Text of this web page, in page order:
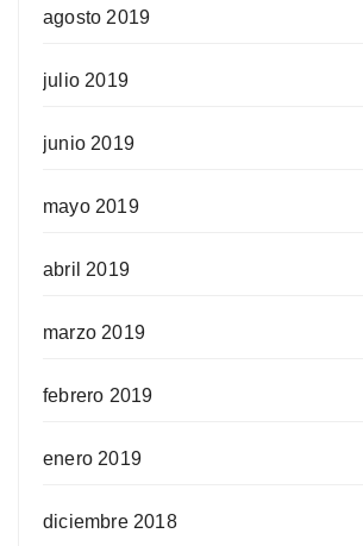
agosto 2019
julio 2019
junio 2019
mayo 2019
abril 2019
marzo 2019
febrero 2019
enero 2019
diciembre 2018